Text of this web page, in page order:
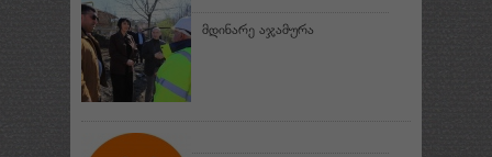
მდინარე აჯამურა